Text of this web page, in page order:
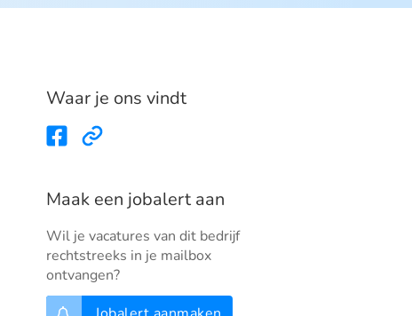
Waar je ons vindt
Maak een jobalert aan
Wil je vacatures van dit bedrijf
rechtstreeks in je mailbox
ontvangen?